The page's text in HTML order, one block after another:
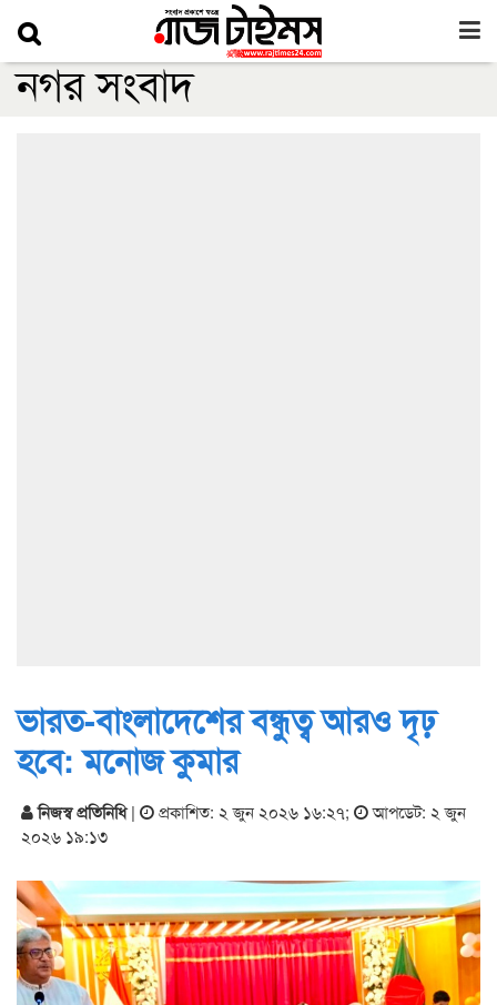
নগর সংবাদ
ভারত-বাংলাদেশের বন্ধুত্ব আরও দৃঢ়
হবে: মনোজ কুমার
নিজস্ব প্রতিনিধি| প্রকাশিত: ২ জুন ২০২৬ ১৬:২৭;
আপডেট: ২ জুন
২০২৬ ১৯:১৩